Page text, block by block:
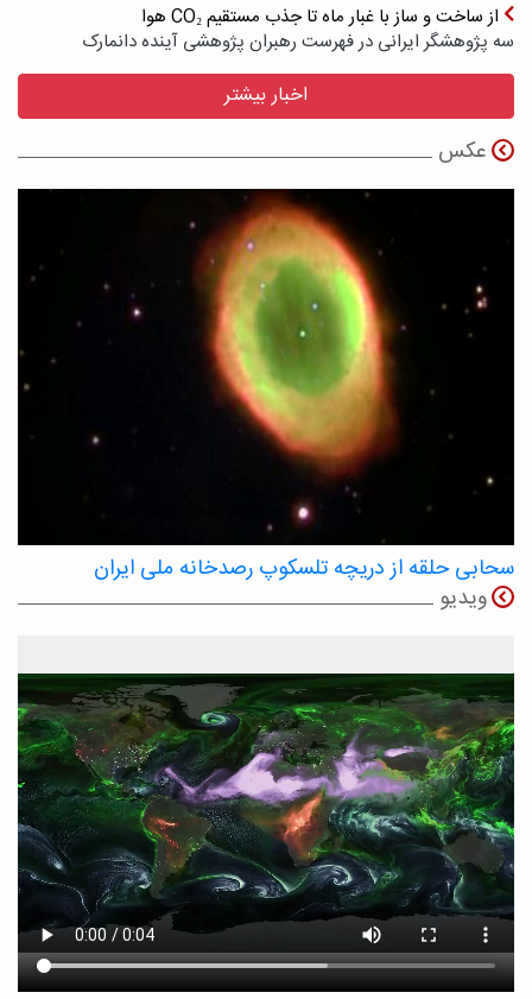
از ساخت و ساز با غبار ماه تا جذب مستقیم CO₂ هوا
سه پژوهشگر ایرانی در فهرست رهبران پژوهشی آینده دانمارک
اخبار بیشتر
عکس
سحابی حلقه از دریچه تلسکوپ رصدخانه ملی ایران
ویدیو